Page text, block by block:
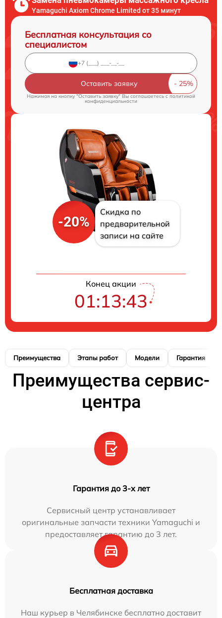
Yamaguchi Axiom Chrome Limited от 35 минут
Бесплатная консультация со
специалистом
Оставить заявку
Нажимая на кнопку "Оставить заявку" Вы соглашаетесь cполитикой
конфиденциальности
-20%
Скидка по
предварительной
записи на сайте
Конец акции
01:13:42
Преимущества Этапы работ Модели Гарантия
Преимущества сервис-
центра
Гарантия до 3-х лет
Сервисный центр устанавливает
оригинальные запчасти техники Yamaguchi и
предоставляет гарантию до 3 лет.
Бесплатная доставка
Наш курьер в Челябинске бесплатно доставит